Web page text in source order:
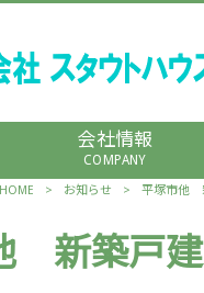
会社情報
COMPANY
> お知らせ > 平塚市他
新築戸建